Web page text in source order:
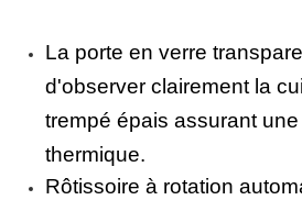
La porte en verre
d'observer clairement la
trempé épais assurant
thermique.
Rôtissoire à rotation